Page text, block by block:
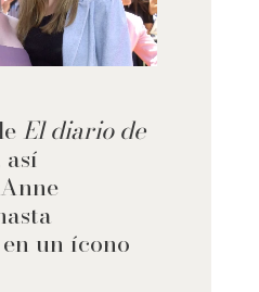
El diario de
así
un ícono